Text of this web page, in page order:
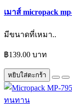
เมาส์ micropack
มีขนาดที่เหมา..
฿139.00 บาท
หยิบใส่ตะกร้า